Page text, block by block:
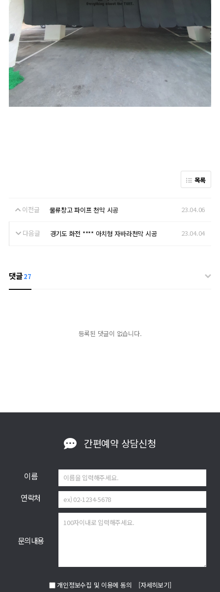
목록
이전글 물류창고 파이프 천막 시공 23.04.06
다음글 경기도 화전 **** 아치형 자바라천막 시공 23.04.04
댓글27
등록된 댓글이 없습니다.
간편예약상담신청
이름
연락처
문의내용
개인정보수집 및 이용에 동의 [자세히보기]